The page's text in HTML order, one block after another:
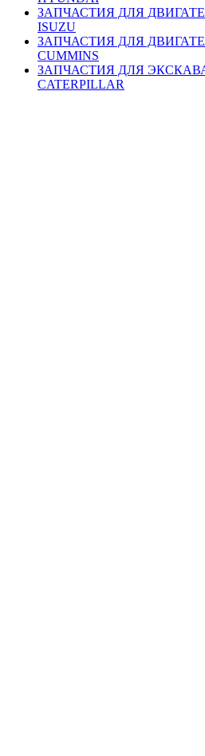
ЗАПЧАСТИЯ ДЛЯ
ISUZU
ЗАПЧАСТИЯ ДЛЯ
CUMMINS
ЗАПЧАСТИЯ ДЛЯ
CATERPILLAR